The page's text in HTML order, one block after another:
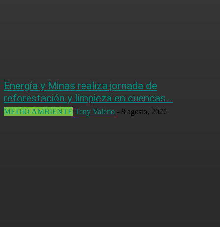
Energía y Minas realiza jornada de
reforestación y limpieza en cuencas...
MEDIO AMBIENTE Tony Valerio - 8 agosto, 2026